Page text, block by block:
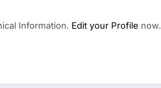
Information. Edit your Profile now.